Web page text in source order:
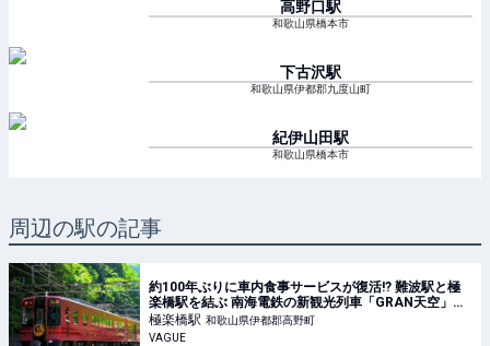
高野口駅
和歌山県橋本市
下古沢駅
和歌山県伊都郡九度山町
紀伊山田駅
和歌山県橋本市
周辺の駅の記事
約100年ぶりに車内食事サービスが復活!? 難波駅と極
楽橋駅を結ぶ 南海電鉄の新観光列車「GRAN天空」で
行く 世界遺産・高野山を巡る2泊3日のバスツアーとは
| VAGUE(ヴァーグ)
極楽橋駅 和歌山県伊都郡高野町
VAGUE